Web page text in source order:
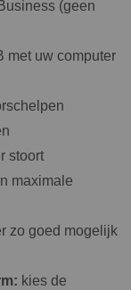
(geen
met uw computer
stoort
maximale
zo goed mogelijk
kies de